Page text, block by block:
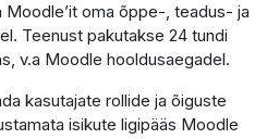
Moodle’it oma õppe-, teadus- ja
Teenust pakutakse 24 tundi
v.a Moodle hooldusaegadel.
kasutajate rollide ja õiguste
isikute ligipääs Moodle